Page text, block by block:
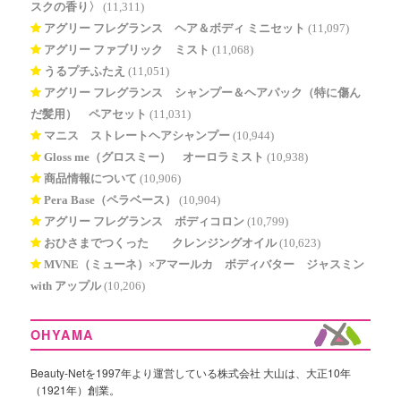
スクの香り〉
(11,311)
アグリー フレグランス ヘア＆ボディ ミニセット (11,097)
アグリー ファブリック ミスト (11,068)
うるプチふたえ (11,051)
アグリー フレグランス シャンプー＆ヘアパック（特に傷ん
だ髪用） ペアセット (11,031)
マニス ストレートヘアシャンプー (10,944)
Gloss me（グロスミー） オーロラミスト (10,938)
商品情報について (10,906)
Pera Base（ペラベース）
(10,904)
アグリー フレグランス ボディコロン (10,799)
おひさまでつくった® クレンジングオイル (10,623)
MVNE（ミューネ）×アマールカ ボディバター ジャスミン
with アップル (10,206)
OHYAMA
Beauty-Netを1997年より運営している株式会社 大山は、大正10年
（1921年）創業。